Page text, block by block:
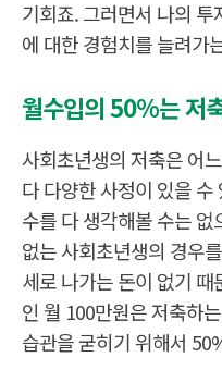
기회죠. 그러면서 나의
에 대한 경험치를 늘려가
월수입의 50%는 저
사회초년생의 저축은 어
다 다양한 사정이 있을
수를 다 생각해볼 수는
없는 사회초년생의 경우
세로 나가는 돈이 없기
인 월 100만원은 저축하
습관을 굳히기 위해서